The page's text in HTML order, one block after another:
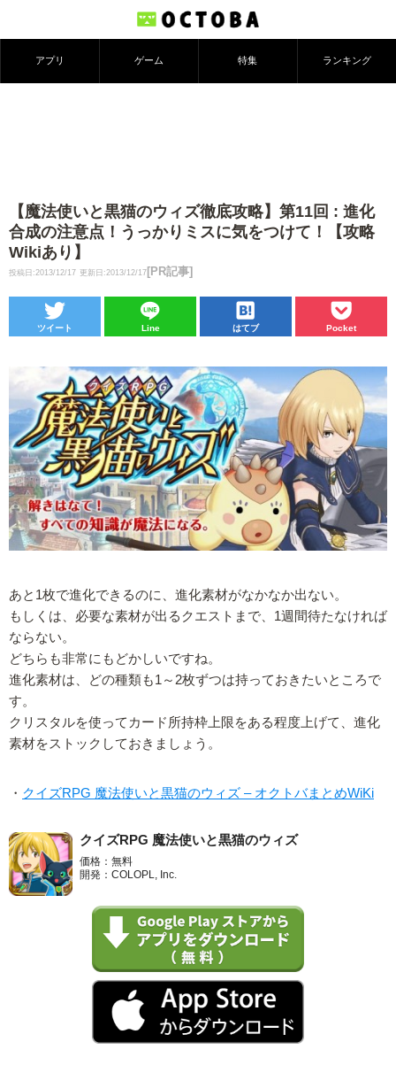
アプリ ゲーム 特集 ランキング
【魔法使いと黒猫のウィズ徹底攻略】第11回 : 進化
合成の注意点！うっかりミスに気をつけて！【攻略
Wikiあり】
投稿日:2013/12/17 更新日:2013/12/17 [PR記事]
ツイート Line はてブ Pocket
あと1枚で進化できるのに、進化素材がなかなか出ない。
もしくは、必要な素材が出るクエストまで、1週間待たなければ
ならない。
どちらも非常にもどかしいですね。
進化素材は、どの種類も1～2枚ずつは持っておきたいところで
す。
クリスタルを使ってカード所持枠上限をある程度上げて、進化
素材をストックしておきましょう。
・ クイズRPG 魔法使いと黒猫のウィズ – オクトバまとめWiKi
クイズRPG 魔法使いと黒猫のウィズ
価格：無料
開発：COLOPL, Inc.